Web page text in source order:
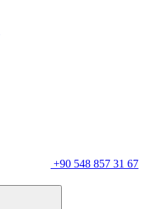
+90 548 857 31 67